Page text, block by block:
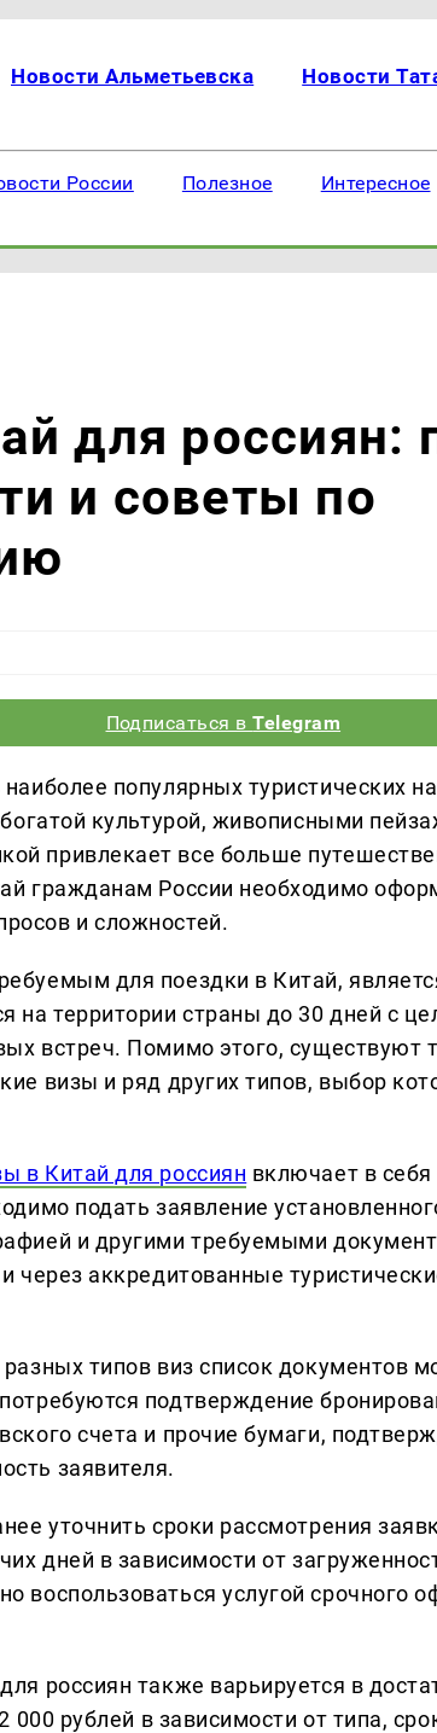
Новости Альметьевска Новости
России Полезное Интересное
для россиян:
и советы по
Подписаться вTelegram
популярных туристических
культурой, живописными
привлекает все больше
гражданам России необходимо
и сложностей.
для поездки в Китай,
на территории страны до 30 дней с
встреч. Помимо этого, существуют
визы и ряд других типов, выбор
в Китай для россиян включает в
подать заявление
и другими требуемыми
через аккредитованные
типов виз список документов
подтверждение
счета и прочие бумаги,
заявителя.
уточнить сроки рассмотрения
дней в зависимости от
воспользоваться услугой срочного
россиян также варьируется в
000 рублей в зависимости от типа,